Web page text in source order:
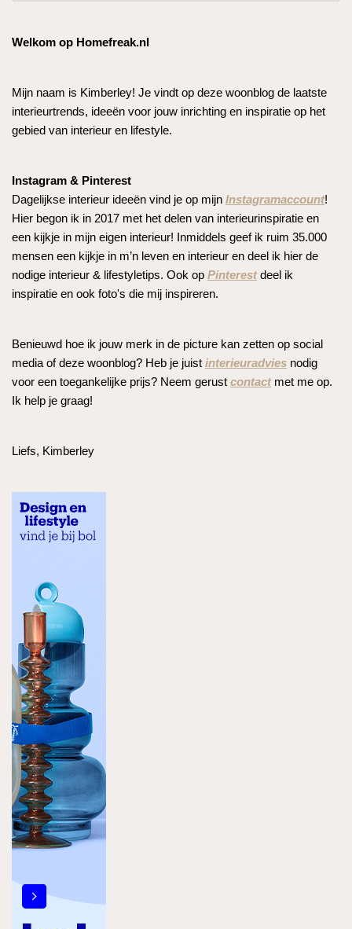
Welkom op Homefreak.nl
Mijn naam is Kimberley! Je vindt op deze woonblog de laatste
interieurtrends, ideeën voor jouw inrichting en inspiratie op het
gebied van interieur en lifestyle.
Instagram & Pinterest
Dagelijkse interieur ideeën vind je op mijn Instagramaccount!
Hier begon ik in 2017 met het delen van interieurinspiratie en
een kijkje in mijn eigen interieur! Inmiddels geef ik ruim 35.000
mensen een kijkje in m’n leven en interieur en deel ik hier de
nodige interieur & lifestyletips. Ook op Pinterestdeel ik
inspiratie en ook foto's die mij inspireren.
Benieuwd hoe ik jouw merk in de picture kan zetten op social
media of deze woonblog? Heb je juist interieuradvies nodig
voor een toegankelijke prijs? Neem gerust contactmet me op.
Ik help je graag!
Liefs, Kimberley